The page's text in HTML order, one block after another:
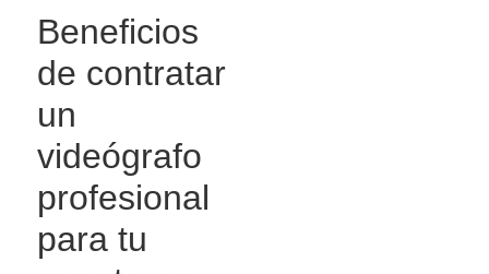
Beneficios
de contratar
un
videógrafo
profesional
para tu